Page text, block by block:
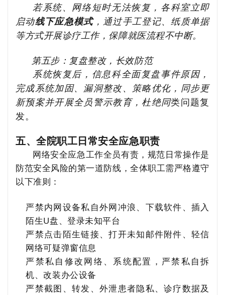
若系统、网络短时无法恢复，各科室立即
启动线下应急模式，通过手工登记、纸质单据
等方式开展诊疗工作，保障就医流程不中断。
第五步：复盘整改，长效防范
系统恢复后，信息科全面复盘事件原因，
完成系统加固、漏洞整改、策略优化，同步更
新预案并开展全员警示教育，杜绝同类问题复
发。
五、全院职工日常安全应急职责
网络安全应急工作全员有责，规范日常操作是
防范安全风险的第一道防线，全体职工需严格遵守
以下准则：
严禁内网设备私自外网冲浪、下载软件、插入
陌生U盘、登录未知平台
严禁点击陌生链接、打开未知邮件附件、轻信
网络可疑弹窗信息
严禁私自修改网络、系统配置，严禁私自拆
机、改装办公设备
严禁截图、转发、外泄患者隐私、诊疗数据及